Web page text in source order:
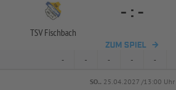
TSV Fischbach
- : -
ZUM SPIEL
- - - - -
SO.. 25.04.2027 /13:00 Uhr